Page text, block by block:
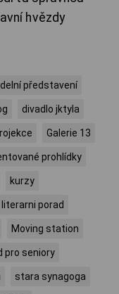
hvězdy
představení
divadlo jktyla
Galerie 13
prohlídky
kurzy
literarni porad
Moving station
pro seniory
stara synagoga